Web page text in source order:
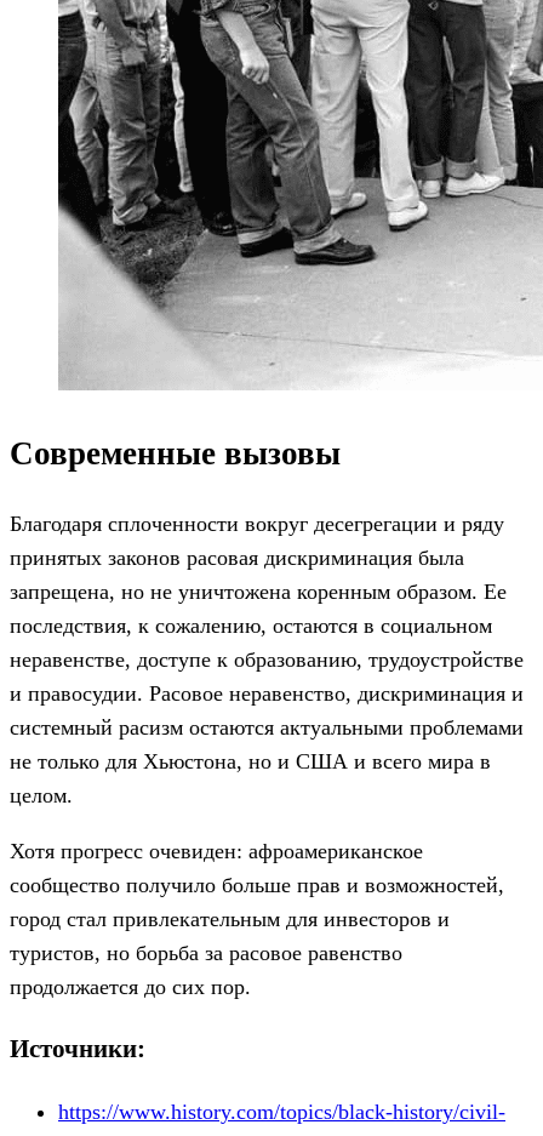
Современные вызовы
Благодаря сплоченности вокруг десегрегации и ряду
принятых законов расовая дискриминация была
запрещена, но не уничтожена коренным образом. Ее
последствия, к сожалению, остаются в социальном
неравенстве, доступе к образованию, трудоустройстве
и правосудии. Расовое неравенство, дискриминация и
системный расизм остаются актуальными проблемами
не только для Хьюстона, но и США и всего мира в
целом.
Хотя прогресс очевиден: афроамериканское
сообщество получило больше прав и возможностей,
город стал привлекательным для инвесторов и
туристов, но борьба за расовое равенство
продолжается до сих пор.
Источники:
https://www.history.com/topics/black-history/civil-